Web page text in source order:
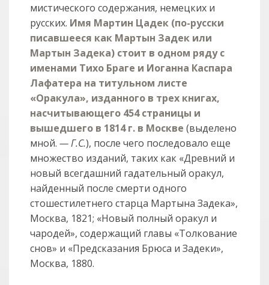
мистического содержания, немецких и
русских. Имя Мартин Цадек (по-русски
писавшееся как Мартын Задек или
Мартын Задека) стоит в одном ряду с
именами Тихо Браге и Иоганна Каспара
Лафатера на титульном листе
«Оракула», изданного в трех книгах,
насчитывающего 454 страницы и
вышедшего в 1814 г. в Москве (выделено
мной.— Г.С.), после чего последовало еще
множество изданий, таких как «Древний и
новый всегдашний гадательный оракул,
найденный после смерти одного
стошестилетнего старца Мартына Задека»,
Москва, 1821; «Новый полный оракул и
чародей», содержащий главы «Толкование
снов» и «Предсказания Брюса и Задеки»,
Москва, 1880.